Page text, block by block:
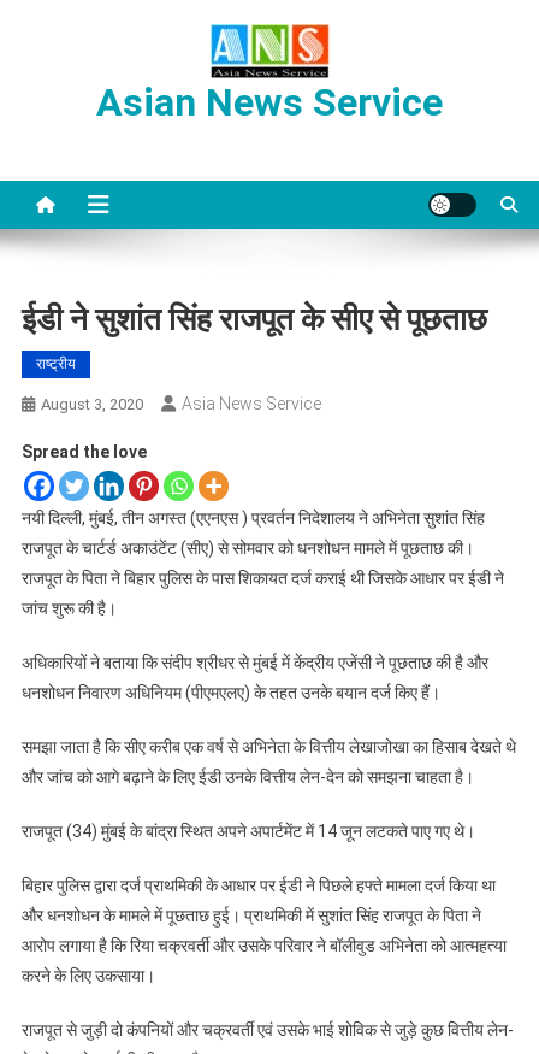
Asian News Service
ईडी ने सुशांत सिंह राजपूत के सीए से पूछताछ
राष्ट्रीय
August 3, 2020 Asia News Service
Spread the love
नयी दिल्ली, मुंबई, तीन अगस्त (एएनएस ) प्रवर्तन निदेशालय ने अभिनेता सुशांत सिंह
राजपूत के चार्टर्ड अकाउंटेंट (सीए) से सोमवार को धनशोधन मामले में पूछताछ की।
राजपूत के पिता ने बिहार पुलिस के पास शिकायत दर्ज कराई थी जिसके आधार पर ईडी ने
जांच शुरू की है।
अधिकारियों ने बताया कि संदीप श्रीधर से मुंबई में केंद्रीय एजेंसी ने पूछताछ की है और
धनशोधन निवारण अधिनियम (पीएमएलए) के तहत उनके बयान दर्ज किए हैं।
समझा जाता है कि सीए करीब एक वर्ष से अभिनेता के वित्तीय लेखाजोखा का हिसाब देखते थे
और जांच को आगे बढ़ाने के लिए ईडी उनके वित्तीय लेन-देन को समझना चाहता है।
राजपूत (34) मुंबई के बांद्रा स्थित अपने अपार्टमेंट में 14 जून लटकते पाए गए थे।
बिहार पुलिस द्वारा दर्ज प्राथमिकी के आधार पर ईडी ने पिछले हफ्ते मामला दर्ज किया था
और धनशोधन के मामले में पूछताछ हुई। प्राथमिकी में सुशांत सिंह राजपूत के पिता ने
आरोप लगाया है कि रिया चक्रवर्ती और उसके परिवार ने बॉलीवुड अभिनेता को आत्महत्या
करने के लिए उकसाया।
राजपूत से जुड़ी दो कंपनियों और चक्रवर्ती एवं उसके भाई शोविक से जुड़े कुछ वित्तीय लेन-